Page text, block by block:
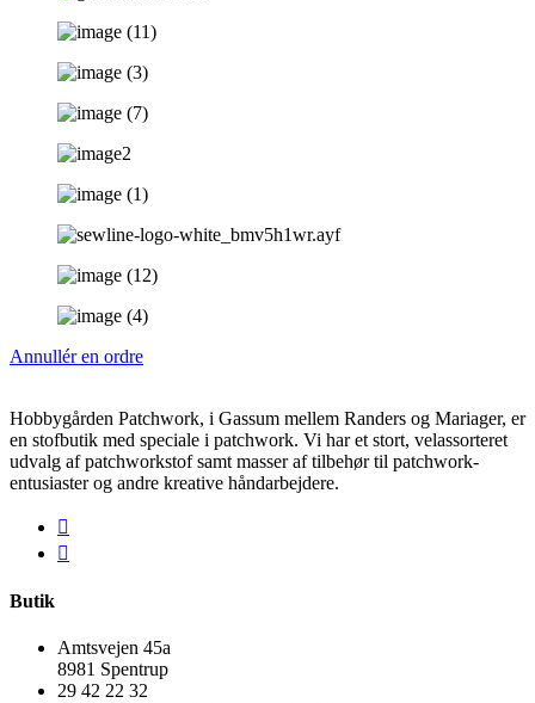
Annullér en ordre
Hobbygården Patchwork, i Gassum mellem Randers og Mariager, er
en stofbutik med speciale i patchwork. Vi har et stort, velassorteret
udvalg af patchworkstof samt masser af tilbehør til patchwork-
entusiaster og andre kreative håndarbejdere.
Butik
Amtsvejen 45a
8981 Spentrup
29 42 22 32